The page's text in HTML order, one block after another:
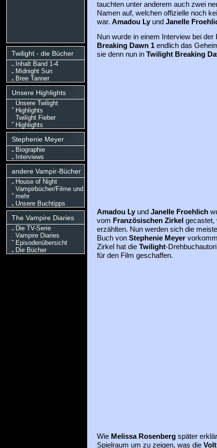
Twilight - die Bücher
Inhalt Band 1-4
Midnight Sun
Bree Tanner
Unsere Highlights
Unsere Twilight
Highlights
Twilight Fieber
Highlights
Stephenie Meyer
Biographie
Interviews
andere Vampir-Bücher
House of Night
Vampirbücher/Filme und
mehr
Unsere Buchtipps
The Vampire Diaries
Die TV-Serie
Vampire Diaries
Episodenübersicht
Die Bücher
tauchten unter anderem auch zwei
Namen auf, welchen offizielle noch
war. Amadou Lyund Janelle
Nun wurde in einem Interview bei
Breaking Dawn 1endlich das
sie denn nun in Twilight Breaking
Amadou Lyund Janelle Froehlich
vom Französischen Zirkel gecastet,
erzählten. Nun werden sich die
Buch von Stephenie Meyer
Zirkel hat die Twilight-
für den Film geschaffen.
Wie Melissa Rosenbergspäter
Spielraum um zu zeigen, was die